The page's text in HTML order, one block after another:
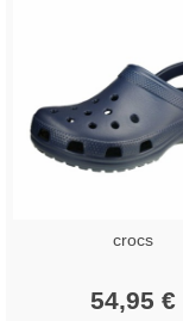
crocs
54,95 €